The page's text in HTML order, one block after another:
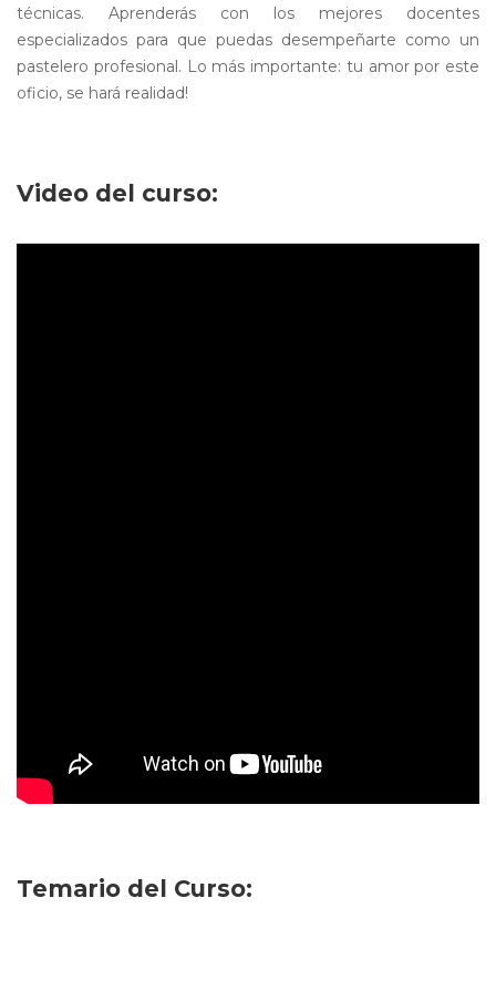
técnicas. Aprenderás con los mejores docentes
especializados para que puedas desempeñarte como un
pastelero profesional. Lo más importante: tu amor por este
oficio, se hará realidad!
Video del curso:
Temario del Curso: